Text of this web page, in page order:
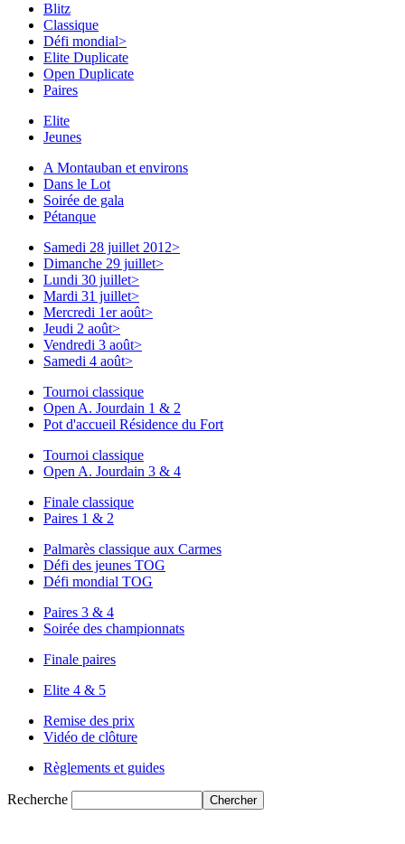
Blitz
Classique
Défi mondial>
Elite Duplicate
Open Duplicate
Paires
Elite
Jeunes
A Montauban et environs
Dans le Lot
Soirée de gala
Pétanque
Samedi 28 juillet 2012>
Dimanche 29 juillet>
Lundi 30 juillet>
Mardi 31 juillet>
Mercredi 1er août>
Jeudi 2 août>
Vendredi 3 août>
Samedi 4 août>
Tournoi classique
Open A. Jourdain 1 & 2
Pot d'accueil Résidence du Fort
Tournoi classique
Open A. Jourdain 3 & 4
Finale classique
Paires 1 & 2
Palmarès classique aux Carmes
Défi des jeunes TOG
Défi mondial TOG
Paires 3 & 4
Soirée des championnats
Finale paires
Elite 4 & 5
Remise des prix
Vidéo de clôture
Règlements et guides
Recherche